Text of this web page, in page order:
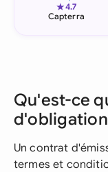
★4.7
Capterra
Qu'est-ce
Un contrat
termes et